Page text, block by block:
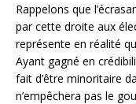
Rappelons que
par cette droite aux
représente en réalité
Ayant gagné en
fait d’être minoritaire
n’empêchera pas le